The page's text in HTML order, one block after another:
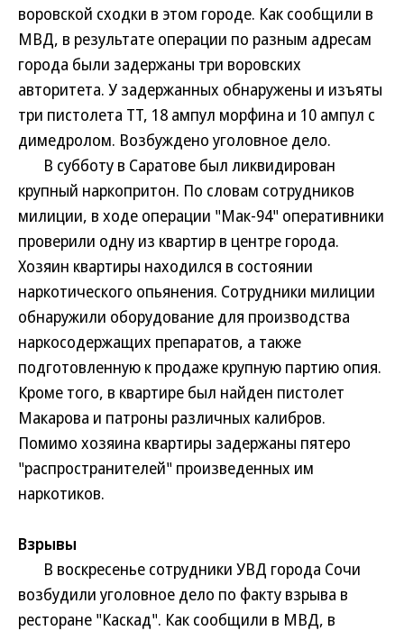
воровской сходки в этом городе. Как сообщили в
МВД, в результате операции по разным адресам
города были задержаны три воровских
авторитета. У задержанных обнаружены и изъяты
три пистолета ТТ, 18 ампул морфина и 10 ампул с
димедролом. Возбуждено уголовное дело.
В субботу в Саратове был ликвидирован
крупный наркопритон. По словам сотрудников
милиции, в ходе операции "Мак-94" оперативники
проверили одну из квартир в центре города.
Хозяин квартиры находился в состоянии
наркотического опьянения. Сотрудники милиции
обнаружили оборудование для производства
наркосодержащих препаратов, а также
подготовленную к продаже крупную партию опия.
Кроме того, в квартире был найден пистолет
Макарова и патроны различных калибров.
Помимо хозяина квартиры задержаны пятеро
"распространителей" произведенных им
наркотиков.
Взрывы
В воскресенье сотрудники УВД города Сочи
возбудили уголовное дело по факту взрыва в
ресторане "Каскад". Как сообщили в МВД, в